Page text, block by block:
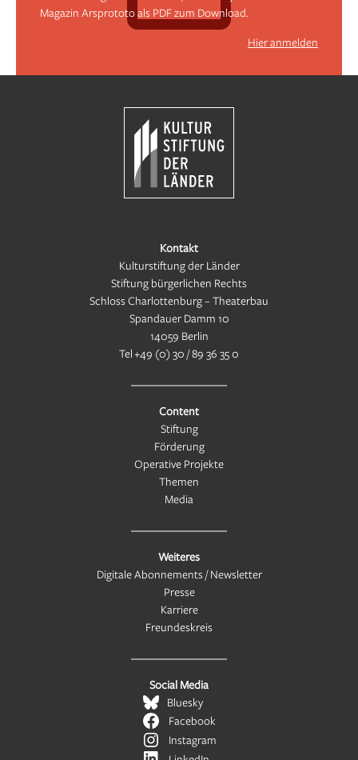
Magazin Arsprototo als PDF zum Download.
Hier anmelden
Kontakt
Kulturstiftung der Länder
Stiftung bürgerlichen Rechts
Schloss Charlottenburg – Theaterbau
Spandauer Damm 10
14059 Berlin
Tel+49 (0) 30 / 89 36 35 0
Content
Stiftung
Förderung
Operative Projekte
Themen
Media
Weiteres
Digitale Abonnements / Newsletter
Presse
Karriere
Freundeskreis
Social Media
Bluesky
Facebook
Instagram